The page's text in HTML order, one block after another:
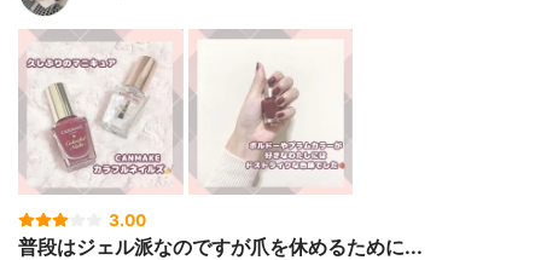
3.00
普段はジェル派なのですが爪を休めるために...